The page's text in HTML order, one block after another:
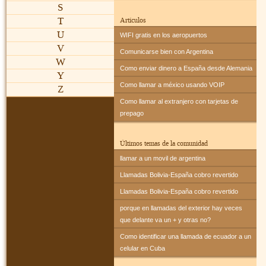
S
T
U
V
W
Y
Z
Artículos
WIFI gratis en los aeropuertos
Comunicarse bien con Argentina
Como enviar dinero a España desde Alemania
Como llamar a méxico usando VOIP
Como llamar al extranjero con tarjetas de
prepago
Últimos temas de la comunidad
llamar a un movil de argentina
Llamadas Bolivia-España cobro revertido
Llamadas Bolivia-España cobro revertido
porque en llamadas del exterior hay veces
que delante va un + y otras no?
Como identificar una llamada de ecuador a un
celular en Cuba